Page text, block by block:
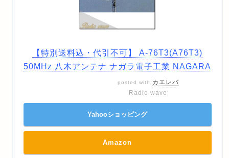
【特別送料込・代引不可】 A-76T3(A76T3)
50MHz 八木アンテナ ナガラ電子工業 NAGARA
posted with
カエレバ
Radio wave
Yahooショッピング
Amazon